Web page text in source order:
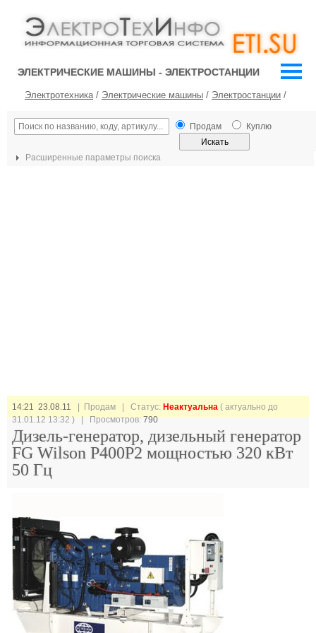
ЭЛЕКТРИЧЕСКИЕ МАШИНЫ - ЭЛЕКТРОСТАНЦИИ
Электротехника/ Электрические машины / Электростанции /
Продам Куплю
Расширенные параметры поиска
14:21 23.08.11 | Продам | Статус: Неактуальна ( актуально до
31.01.12 13:32 ) | Просмотров:790
Дизель-генератор, дизельный генератор
FG Wilson P400P2 мощностью 320 кВт
50 Гц